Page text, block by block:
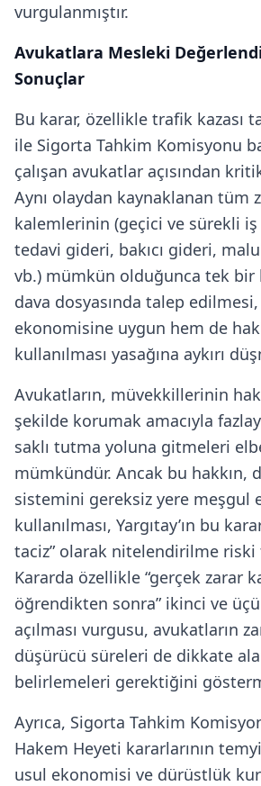
vurgulanmıştır.
Avukatlara Mesleki
Sonuçlar
Bu karar, özellikle trafik kazası
ile Sigorta Tahkim Komisyonu
çalışan avukatlar açısından
Aynı olaydan kaynaklanan tüm
kalemlerinin (geçici ve sürekli
tedavi gideri, bakıcı gideri,
vb.) mümkün olduğunca tek bir
dava dosyasında talep
ekonomisine uygun hem de
kullanılması yasağına aykırı
Avukatların, müvekkillerinin
şekilde korumak amacıyla
saklı tutma yoluna gitmeleri
mümkündür. Ancak bu hakkın,
sistemini gereksiz yere meşgul
kullanılması, Yargıtay’ın bu
taciz” olarak nitelendirilme riski
Kararda özellikle “gerçek zarar
öğrendikten sonra” ikinci ve
açılması vurgusu, avukatların
düşürücü süreleri de dikkate
belirlemeleri gerektiğini
Ayrıca, Sigorta Tahkim
Hakem Heyeti kararlarının
usul ekonomisi ve dürüstlük